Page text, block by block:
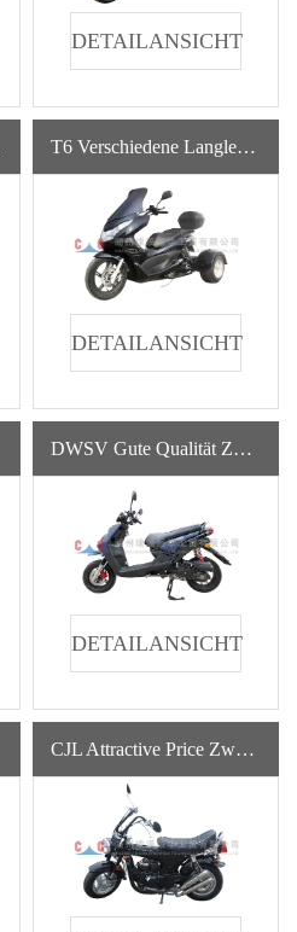
DETAILANSICHT
T6 Verschiedene Langlebige Mit Drei Rädern Verkauf Online Custom Motorrad Für Erwachsene
DETAILANSICHT
DWSV Gute Qualität Zweirad Billig Motorrad 4 Hochwertige China Motorräder
DETAILANSICHT
CJL Attractive Price Zweirad-Flattrack-Motorräder Mit Gasantrieb